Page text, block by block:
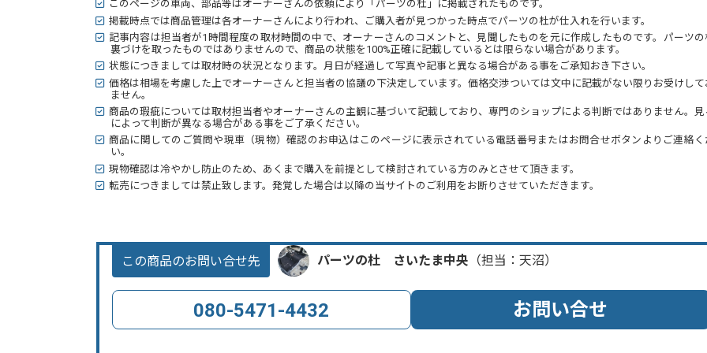
このページの車両、部品等はオーナーさんの依頼により「パーツの杜」に掲載されたものです。
掲載時点では商品管理は各オーナーさんにより行われ、ご購入者が見つかった時点でパーツの杜が仕入れを行います。
記事内容は担当者が1時間程度の取材時間の中で、オーナーさんのコメントと、見聞したものを元に作成したものです。パーツの
裏づけを取ったものではありませんので、商品の状態を100%正確に記載しているとは限らない場合があります。
状態につきましては取材時の状況となります。月日が経過して写真や記事と異なる場合がある事をご承知おき下さい。
価格は相場を考慮した上でオーナーさんと担当者の協議の下決定しています。価格交渉ついては文中に記載がない限りお受けして
ません。
商品の瑕疵については取材担当者やオーナーさんの主観に基づいて記載しており、専門のショップによる判断ではありません。見
によって判断が異なる場合がある事をご了承ください。
商品に関してのご質問や現車（現物）確認のお申込はこのページに表示されている電話番号またはお問合せボタンよりご連絡く
い。
現物確認は冷やかし防止のため、あくまで購入を前提として検討されている方のみとさせて頂きます。
転売につきましては禁止致します。発覚した場合は以降の当サイトのご利用をお断りさせていただきます。
この商品のお問い合せ先 パーツの杜 さいたま中央 （担当：天沼）
080-5471-4432 お問い合せ